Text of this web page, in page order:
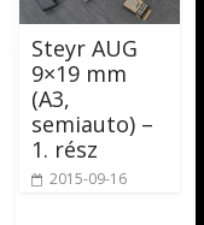
Steyr AUG
9×19 mm
(A3,
semiauto) –
1. rész
2015-09-16